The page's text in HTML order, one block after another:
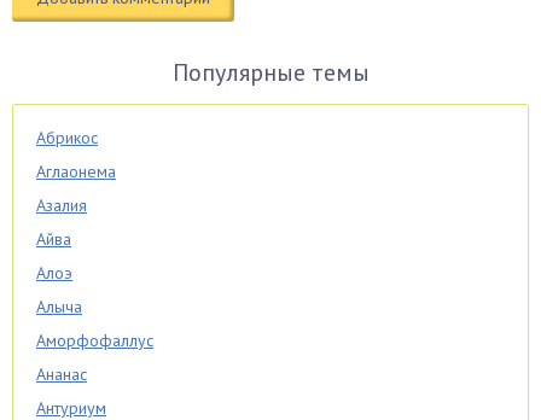
Популярные темы
Абрикос
Аглаонема
Азалия
Айва
Алоэ
Алыча
Аморфофаллус
Ананас
Антуриум